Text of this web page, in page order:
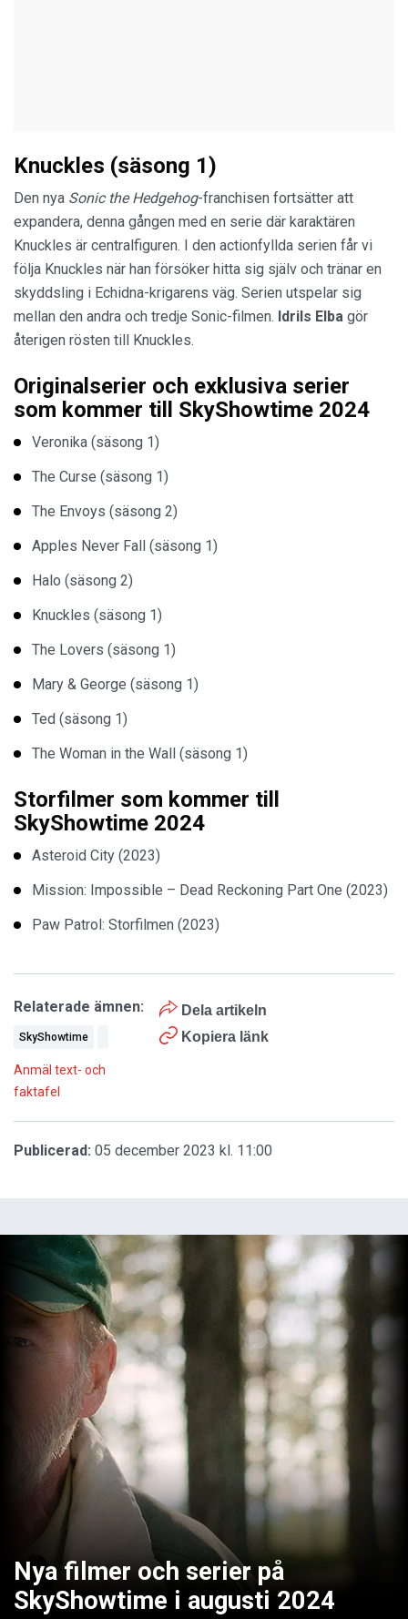
Knuckles (säsong 1)
Den nya Sonic the Hedgehog-franchisen fortsätter att
expandera, denna gången med en serie där karaktären
Knuckles är centralfiguren. I den actionfyllda serien får vi
följa Knuckles när han försöker hitta sig själv och tränar en
skyddsling i Echidna-krigarens väg. Serien utspelar sig
mellan den andra och tredje Sonic-filmen. Idrils Elba gör
återigen rösten till Knuckles.
Originalserier och exklusiva serier
som kommer till SkyShowtime 2024
Veronika (säsong 1)
The Curse (säsong 1)
The Envoys (säsong 2)
Apples Never Fall (säsong 1)
Halo (säsong 2)
Knuckles (säsong 1)
The Lovers (säsong 1)
Mary & George (säsong 1)
Ted (säsong 1)
The Woman in the Wall (säsong 1)
Storfilmer som kommer till
SkyShowtime 2024
Asteroid City (2023)
Mission: Impossible – Dead Reckoning Part One (2023)
Paw Patrol: Storfilmen (2023)
Dela artikeln
Kopiera länk
Relaterade ämnen:
SkyShowtime
Anmäl text- och
faktafel
Publicerad: 05 december 2023 kl. 11:00
Nya filmer och serier på
SkyShowtime i augusti 2024